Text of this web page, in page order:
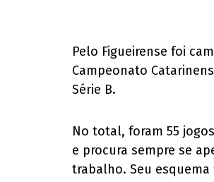
Pelo Figueirense foi
Campeonato
Série B.
No total, foram 55
e procura sempre se
trabalho. Seu